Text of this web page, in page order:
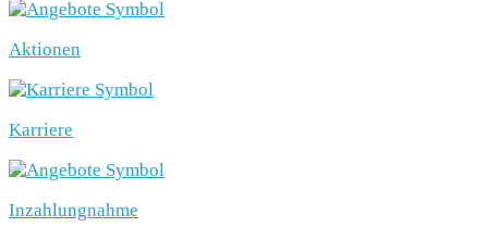
Aktionen
Karriere
Inzahlungnahme